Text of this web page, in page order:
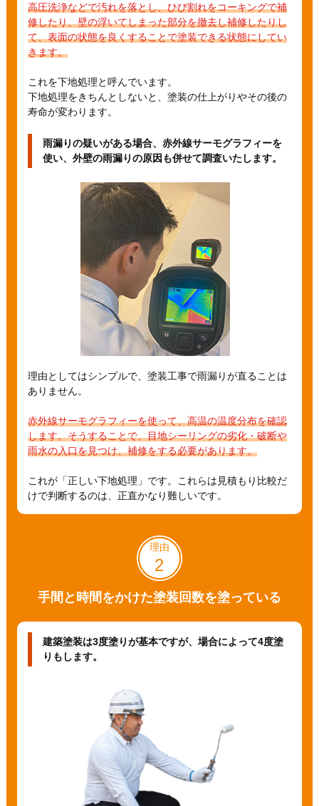
高圧洗浄などで汚れを落とし、ひび割れをコーキングで補
修したり、壁の浮いてしまった部分を撤去し補修したりし
て、表面の状態を良くすることで塗装できる状態にしてい
きます。
これを下地処理と呼んでいます。
下地処理をきちんとしないと、塗装の仕上がりやその後の
寿命が変わります。
雨漏りの疑いがある場合、赤外線サーモグラフィーを
使い、外壁の雨漏りの原因も併せて調査いたします。
理由としてはシンプルで、塗装工事で雨漏りが直ることは
ありません。
赤外線サーモグラフィーを使って、高温の温度分布を確認
します。そうすることで、目地シーリングの劣化・破断や
雨水の入口を見つけ、補修をする必要があります。
これが「正しい下地処理」です。これらは見積もり比較だ
けで判断するのは、正直かなり難しいです。
理由
2
手間と時間をかけた塗装回数を塗っている
建築塗装は3度塗りが基本ですが、 場合によって4度塗
りもします。